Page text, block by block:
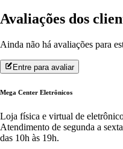
Avaliações dos
Ainda não há avaliações para
Entre para avaliar
Mega Center Eletrônicos
Loja física e virtual de
Atendimento de segunda a
das 10h às 19h.